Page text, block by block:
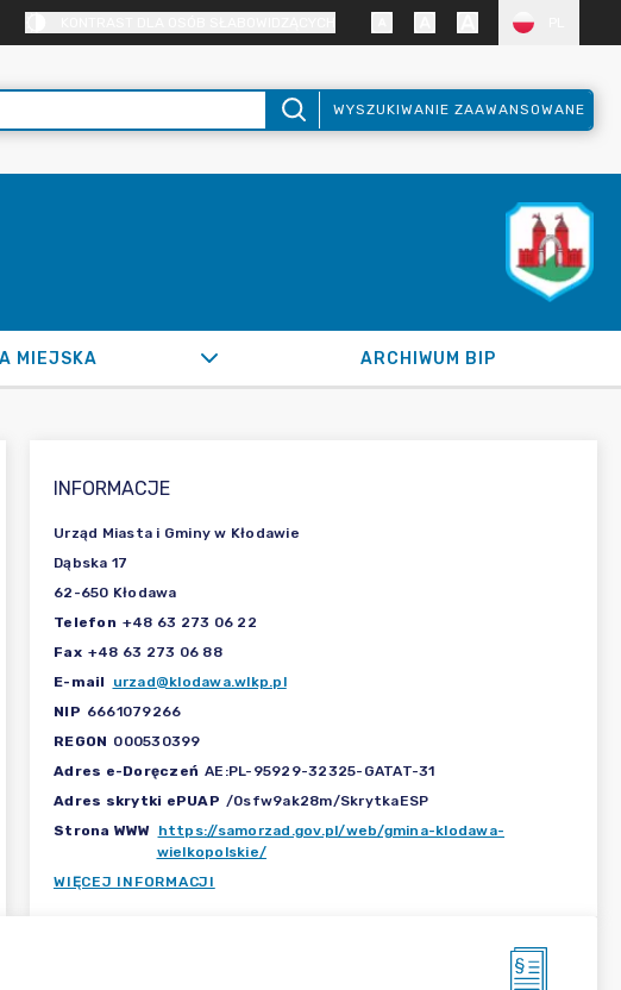
WYSZUKIWANIE ZAAWANSOWANE
MIEJSKA ARCHIWUM BIP
INFORMACJE
Urząd Miasta i Gminy w Kłodawie
Dąbska 17
62-650 Kłodawa
Telefon +48 63 273 06 22
Fax +48 63 273 06 88
E-mail
urzad@klodawa.wlkp.pl
NIP 6661079266
REGON 000530399
Adres e-Doręczeń AE:PL-95929-32325-GATAT-31
Adres skrytki ePUAP /0sfw9ak28m/SkrytkaESP
Strona WWW https://samorzad.gov.pl/web/gmina-klodawa-
wielkopolskie/
WIĘCEJ INFORMACJI